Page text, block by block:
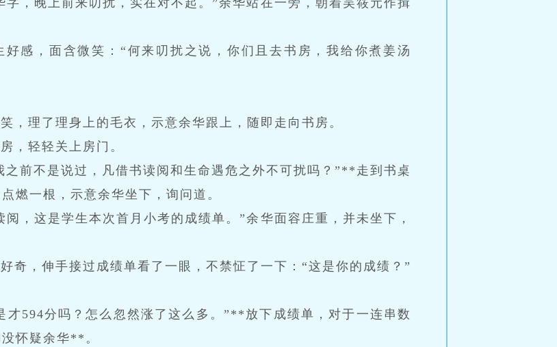
，晚上前来叨扰，实在对不起。”余华站在一旁，朝着吴筱元作揖
感，面含微笑：“何来叨扰之说，你们且去书房，我给你煮姜汤
，理了理身上的毛衣，示意余华跟上，随即走向书房。
，轻轻关上房门。
之前不是说过，凡借书读阅和生命遇危之外不可扰吗？”**走到书桌
燃一根，示意余华坐下，询问道。
，这是学生本次首月小考的成绩单。”余华面容庄重，并未坐下，
奇，伸手接过成绩单看了一眼，不禁怔了一下：“这是你的成绩？”
才594分吗？怎么忽然涨了这么多。”**放下成绩单，对于一连串数
怀疑余华**。